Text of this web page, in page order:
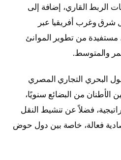
الربط القاري، إضافة إلى
شرق وغرب أفريقيا عبر
مستفيدة من تطوير الموانئ
والمتوسط.
البحري التجاري المصري
الأطنان من البضائع سنويًا،
فضلاً عن تنشيط النقل
فعالة، خاصة بين دول حوض